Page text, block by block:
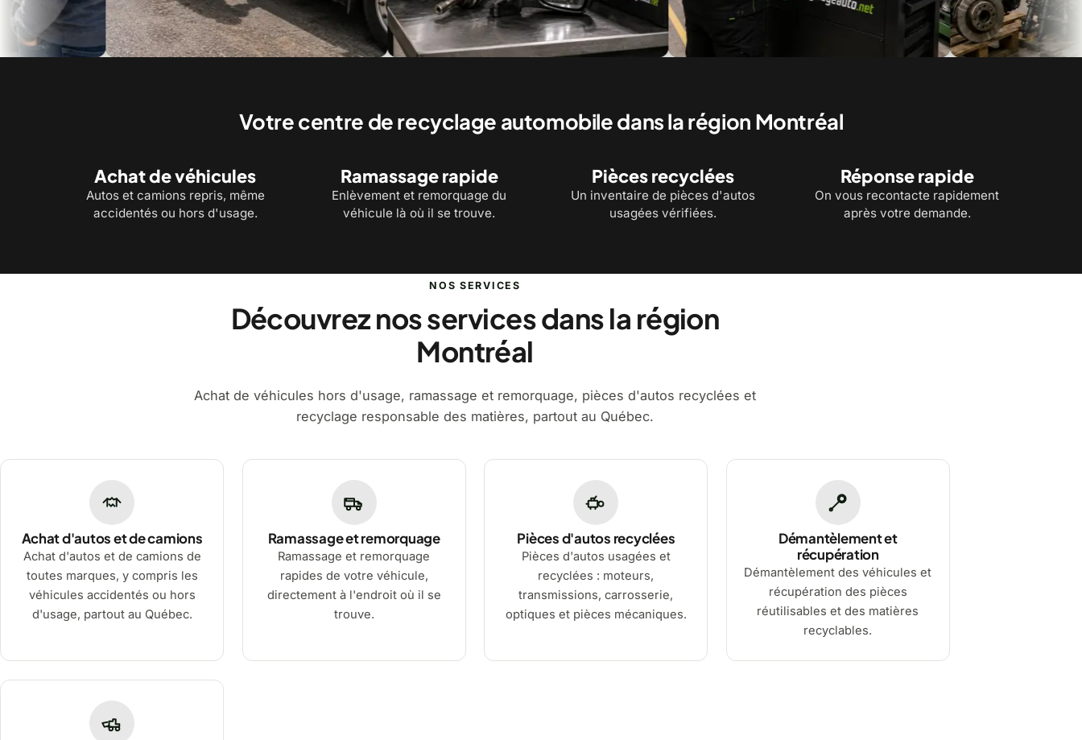
Votre centre de recyclage automobile dans la région Montréal
Achat de véhicules
Autos et camions repris, même
accidentés ou hors d'usage.
Ramassage rapide
Enlèvement et remorquage du
véhicule là où il se trouve.
Pièces recyclées
Un inventaire de pièces d'autos
usagées vérifiées.
Réponse rapide
On vous recontacte rapidement
après votre demande.
NOS SERVICES
Découvrez nos services dans la région
Montréal
Achat de véhicules hors d'usage, ramassage et remorquage, pièces d'autos recyclées et
recyclage responsable des matières, partout au Québec.
Achat d'autos et de camions
Achat d'autos et de camions de
toutes marques, y compris les
véhicules accidentés ou hors
d'usage, partout au Québec.
Ramassage et remorquage
Ramassage et remorquage
rapides de votre véhicule,
directement à l'endroit où il se
trouve.
Pièces d'autos recyclées
Pièces d'autos usagées et
recyclées : moteurs,
transmissions, carrosserie,
optiques et pièces mécaniques.
Démantèlement et
récupération
Démantèlement des véhicules et
récupération des pièces
réutilisables et des matières
recyclables.